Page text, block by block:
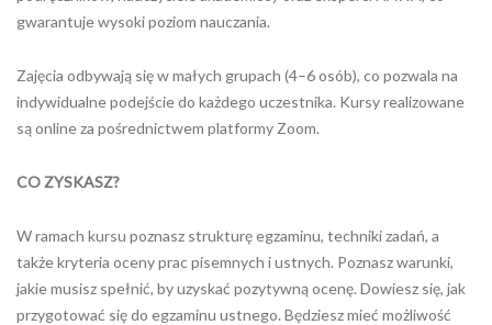
gwarantuje wysoki poziom nauczania.
Zajęcia odbywają się w małych grupach (4–6 osób), co pozwala na
indywidualne podejście do każdego uczestnika. Kursy realizowane
są online za pośrednictwem platformy Zoom.
CO ZYSKASZ?
W ramach kursu poznasz strukturę egzaminu, techniki zadań, a
także kryteria oceny prac pisemnych i ustnych. Poznasz warunki,
jakie musisz spełnić, by uzyskać pozytywną ocenę. Dowiesz się, jak
przygotować się do egzaminu ustnego. Będziesz mieć możliwość